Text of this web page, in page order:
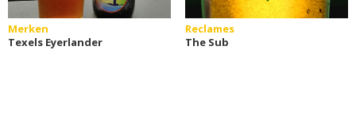
Merken
Texels Eyerlander
Reclames
The Sub